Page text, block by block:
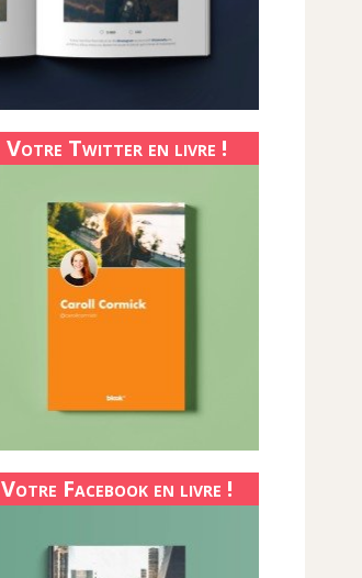
Votre Twitter en livre !
Votre Facebook en livre !